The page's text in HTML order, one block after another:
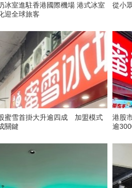
冰室進駐香港國際機場 港式冰室
迎全球旅客
從小
蜜雪首掛大升逾四成 加盟模式
關鍵
港股
逾